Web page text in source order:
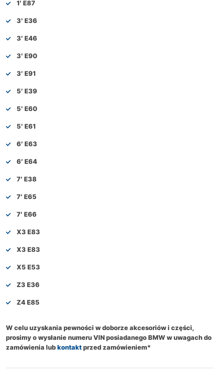
1′ E87
3′ E36
3′ E46
3′ E90
3′ E91
5′ E39
5′ E60
5′ E61
6′ E63
6′ E64
7′ E38
7′ E65
7′ E66
X3 E83
X3 E83
X5 E53
Z3 E36
Z4 E85
W celu uzyskania pewności w doborze akcesoriów i części,
prosimy o wysłanie numeru VIN posiadanego BMW w uwagach do
zamówienia lubkontaktprzed zamówieniem*